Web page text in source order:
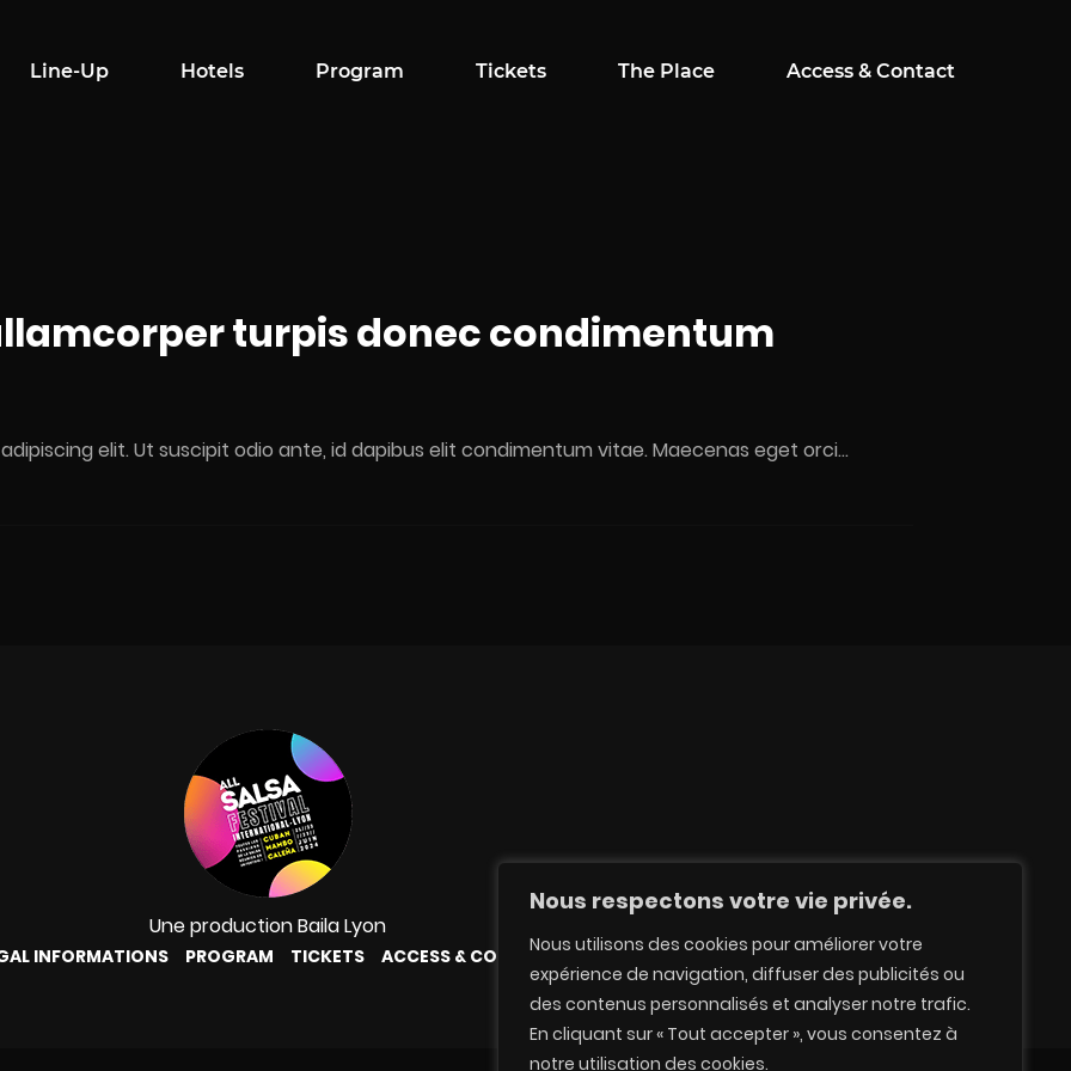
Nous respectons votre vie privée.
Nous utilisons des cookies pour améliorer votre
expérience de navigation, diffuser des publicités ou
des contenus personnalisés et analyser notre trafic.
En cliquant sur « Tout accepter », vous consentez à
notre utilisation des cookies.
Line-Up Hotels Program Tickets The Place Access & Contact
turpis donec condimentum
elit. Ut suscipit odio ante, id dapibus elit condimentum vitae. Maecenas eget orci…
Une production Baila Lyon
INFORMATIONS PROGRAM TICKETS ACCESS & CONTACT